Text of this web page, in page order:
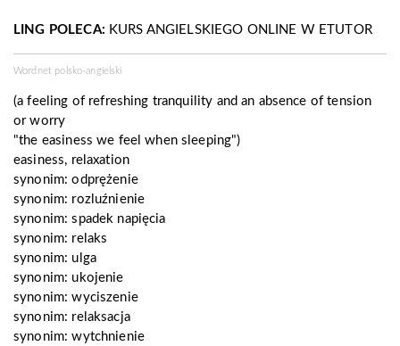
LING POLECA: KURS ANGIELSKIEGO ONLINE W ETUTOR
Wordnet polsko-angielski
(a feeling of refreshing tranquility and an absence of tension
or worry
"the easiness we feel when sleeping")
easiness, relaxation
synonim:odprężenie
synonim: rozluźnienie
synonim:spadek napięcia
synonim: relaks
synonim: ulga
synonim: ukojenie
synonim:wyciszenie
synonim: relaksacja
synonim:wytchnienie